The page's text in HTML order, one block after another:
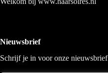
Nieuwsbrief
Schrijf je in voor onze nieuwsbrief